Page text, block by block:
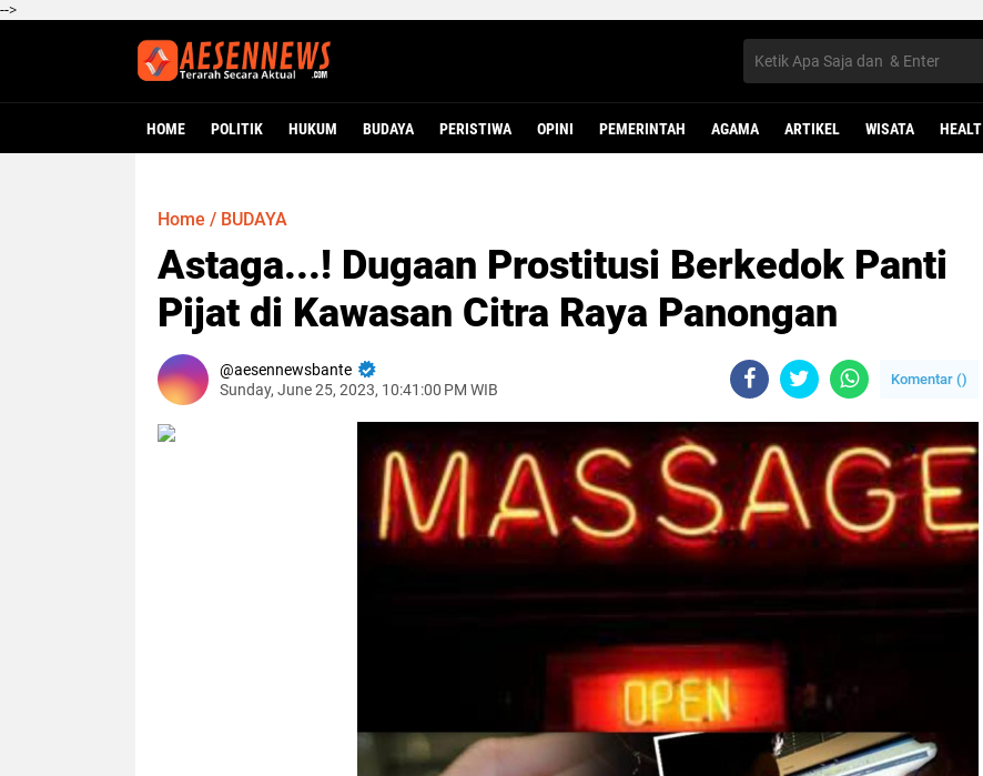
-->
HOME POLITIK HUKUM BUDAYA PERISTIWA OPINI PEMERINTAH AGAMA ARTIKEL WISATA HEALT
Home / BUDAYA
Astaga...! Dugaan Prostitusi Berkedok Panti
Pijat di Kawasan Citra Raya Panongan
aesennewsbante
Sunday, June 25, 2023, 10:41:00 PM WIB
Komentar ()